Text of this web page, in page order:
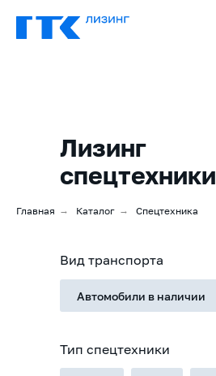
Лизинг
спецтехники
Главная → Каталог → Спецтехника
Вид транспорта
Автомобили в наличии
Тип спецтехники